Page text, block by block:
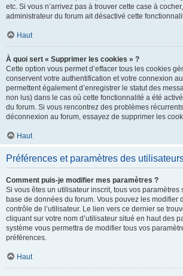
etc. Si vous n’arrivez pas à trouver cette case à
administrateur du forum ait désactivé cette
Haut
À quoi sert « Supprimer les cookies » ?
Cette option vous permet d’effacer tous les cookies
conservent votre authentification et votre connexion
permettent également d’enregistrer le statut des
non lus) dans le cas où cette fonctionnalité a été
du forum. Si vous rencontrez des problèmes
déconnexion au forum, essayez de supprimer les
Haut
Préférences et paramètres des
Comment puis-je modifier mes paramètres ?
Si vous êtes un utilisateur inscrit, tous vos paramètres
base de données du forum. Vous pouvez les modifier
contrôle de l’utilisateur. Le lien vers ce dernier se
cliquant sur votre nom d’utilisateur situé en haut des
système vous permettra de modifier tous vos
préférences.
Haut